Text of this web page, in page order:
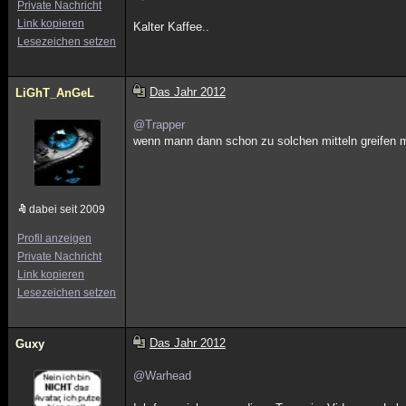
Private Nachricht
Link kopieren
Lesezeichen setzen
Kalter Kaffee..
LiGhT_AnGeL
dabei seit 2009
Profil anzeigen
Private Nachricht
Link kopieren
Lesezeichen setzen
Das Jahr 2012
@Trapper
wenn mann dann schon zu solchen mitteln
Guxy Das Jahr 2012
@Warhead